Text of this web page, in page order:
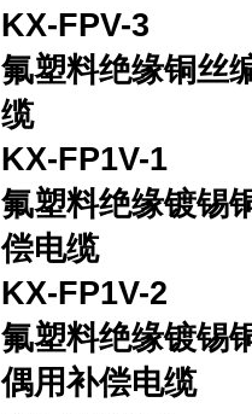
KX-FPV-3
氟塑料绝缘铜丝
缆
KX-FP1V-1
氟塑料绝缘镀锡
偿电缆
KX-FP1V-2
氟塑料绝缘镀锡
偶用补偿电缆